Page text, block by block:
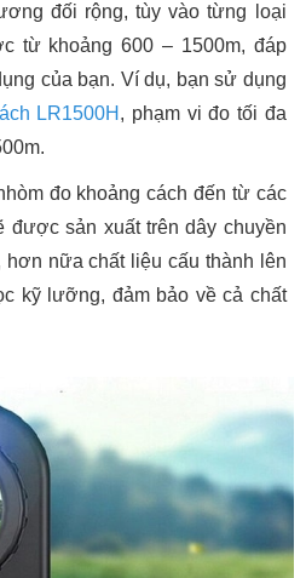
đối rộng, tùy vào từng loại
từ khoảng 600 – 1500m, đáp
của bạn. Ví dụ, bạn sử dụng
LR1500H , phạm vi đo tối đa
đo khoảng cách đến từ các
được sản xuất trên dây chuyền
hơn nữa chất liệu cấu thành lên
kỹ lưỡng, đảm bảo về cả chất